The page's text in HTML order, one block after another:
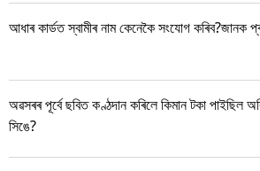
আধাৰ কাৰ্ডত স্বামীৰ নাম কেনেকৈ সংযোগ কৰিব?জানক
অৱসৰৰ পূৰ্বে ছবিত কণ্ঠদান কৰিলে কিমান টকা পাইছিল
সিঙে?